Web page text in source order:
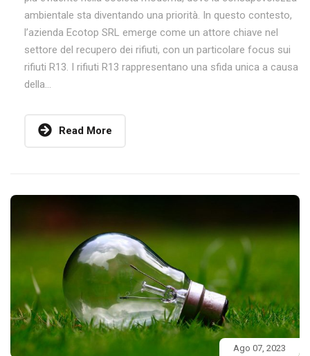
ambientale sta diventando una priorità. In questo contesto,
l’azienda Ecotop SRL emerge come un attore chiave nel
settore del recupero dei rifiuti, con un particolare focus sui
rifiuti R13. I rifiuti R13 rappresentano una sfida unica a causa
della...
Read More
Ago 07, 2023